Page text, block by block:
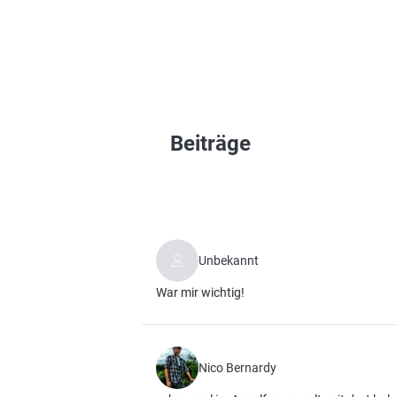
Beiträge
Unbekannt
War mir wichtig!
Nico Bernardy